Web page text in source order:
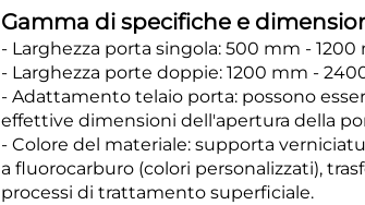
Gamma di specifiche e
- Larghezza porta singola: 500 mm -
- Larghezza porte doppie: 1200 mm -
- Adattamento telaio porta: possono
effettive dimensioni dell'apertura della
- Colore del materiale: supporta
a fluorocarburo (colori personalizzati),
processi di trattamento superficiale.